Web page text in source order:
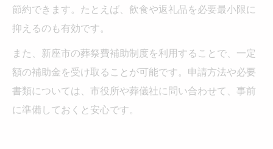
節約できます。たとえば、飲食や返礼品を必要最小限に
抑えるのも有効です。
また、新座市の葬祭費補助制度を利用することで、一定
額の補助金を受け取ることが可能です。申請方法や必要
書類については、市役所や葬儀社に問い合わせて、事前
に準備しておくと安心です。